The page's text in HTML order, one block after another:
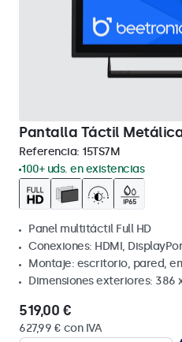
Pantalla Táctil
Referencia: 15TS7M
100+ uds. en existencias
Panel multitáctil Full HD
Conexiones: HDMI,
Montaje: escritorio, pared,
Dimensiones exteriores: 386
519,00 €
627,99 € con IVA